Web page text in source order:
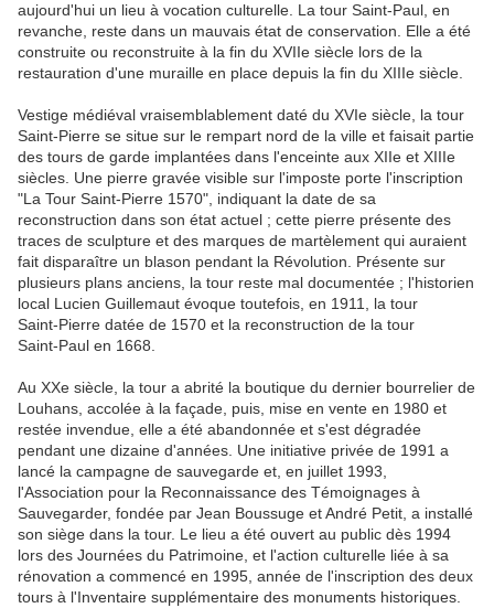
aujourd'hui un lieu à vocation culturelle. La tour Saint‑Paul, en
revanche, reste dans un mauvais état de conservation. Elle a été
construite ou reconstruite à la fin du XVIIe siècle lors de la
restauration d'une muraille en place depuis la fin du XIIIe siècle.
Vestige médiéval vraisemblablement daté du XVIe siècle, la tour
Saint‑Pierre se situe sur le rempart nord de la ville et faisait partie
des tours de garde implantées dans l'enceinte aux XIIe et XIIIe
siècles. Une pierre gravée visible sur l'imposte porte l'inscription
"La Tour Saint‑Pierre 1570", indiquant la date de sa
reconstruction dans son état actuel ; cette pierre présente des
traces de sculpture et des marques de martèlement qui auraient
fait disparaître un blason pendant la Révolution. Présente sur
plusieurs plans anciens, la tour reste mal documentée ; l'historien
local Lucien Guillemaut évoque toutefois, en 1911, la tour
Saint‑Pierre datée de 1570 et la reconstruction de la tour
Saint‑Paul en 1668.
Au XXe siècle, la tour a abrité la boutique du dernier bourrelier de
Louhans, accolée à la façade, puis, mise en vente en 1980 et
restée invendue, elle a été abandonnée et s'est dégradée
pendant une dizaine d'années. Une initiative privée de 1991 a
lancé la campagne de sauvegarde et, en juillet 1993,
l'Association pour la Reconnaissance des Témoignages à
Sauvegarder, fondée par Jean Boussuge et André Petit, a installé
son siège dans la tour. Le lieu a été ouvert au public dès 1994
lors des Journées du Patrimoine, et l'action culturelle liée à sa
rénovation a commencé en 1995, année de l'inscription des deux
tours à l'Inventaire supplémentaire des monuments historiques.